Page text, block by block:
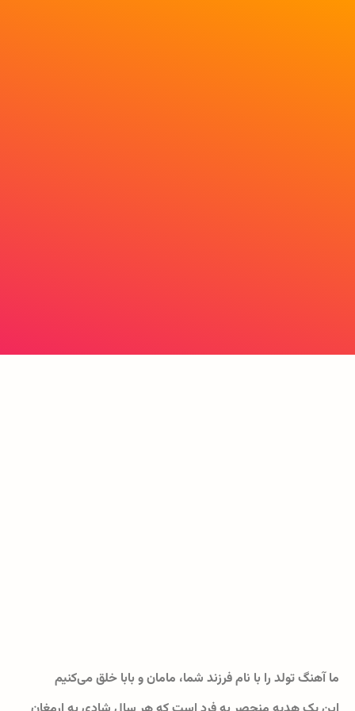
ما آهنگ تولد را با نام فرزند شما، مامان و بابا خلق می‌کنیم